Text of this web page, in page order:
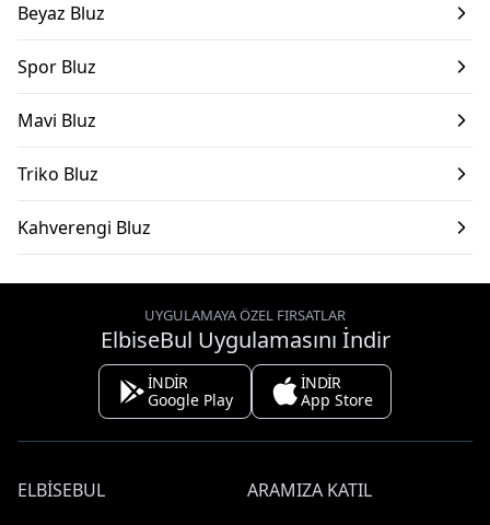
Beyaz Bluz
Spor Bluz
Mavi Bluz
Triko Bluz
Kahverengi Bluz
UYGULAMAYA ÖZEL FIRSATLAR
ElbiseBul Uygulamasını İndir
İNDİR
Google Play
İNDİR
App Store
ELBISEBUL
ARAMIZA KATIL